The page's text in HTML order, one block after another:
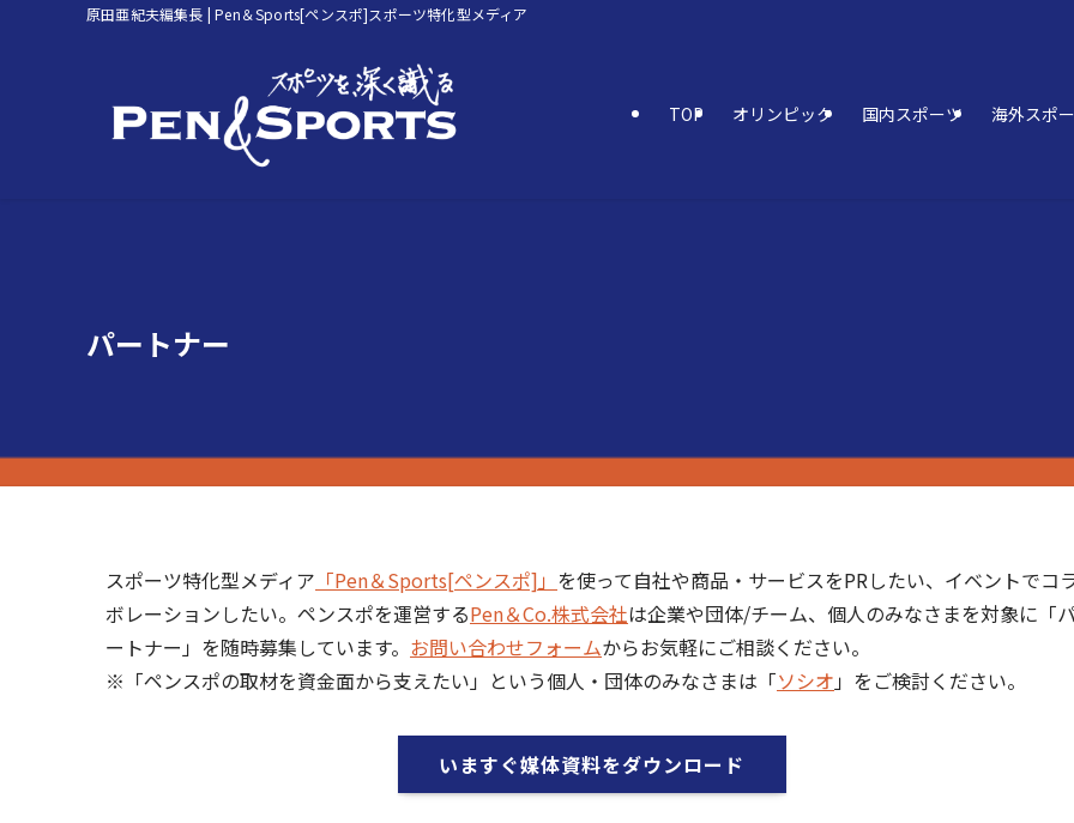
原田亜紀夫編集長 | Pen＆Sports[ペンスポ]スポーツ特化型メディア
TOP オリンピック 国内スポーツ 海外スポ
パートナー
スポーツ特化型メディア 「Pen＆Sports[ペンスポ]」 を使って自社や商品・サービスをPRしたい、イベントでコ
ボレーションしたい。ペンスポを運営するPen＆Co.株式会社は企業や団体/チーム、個人のみなさまを対象に「
ートナー」を随時募集しています。 お問い合わせフォームからお気軽にご相談ください。
※「ペンスポの取材を資金面から支えたい」という個人・団体のみなさまは「ソシオ」をご検討ください。
いますぐ媒体資料をダウンロード